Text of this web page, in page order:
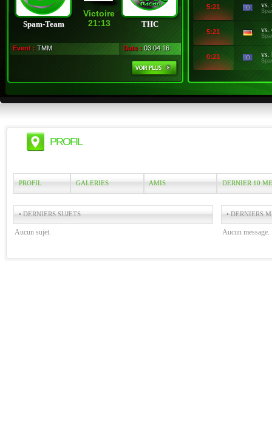
Spam-Team
Victoire
21:13
THC
Event : TMM Date : 03.04.16
5:21 vs.
5:21 vs.
0:21 vs.
PROFIL
PROFIL GALERIES AMIS DERNIER 10
• DERNIERS SUJETS
Aucun sujet.
• DERNIERS
Aucun message.